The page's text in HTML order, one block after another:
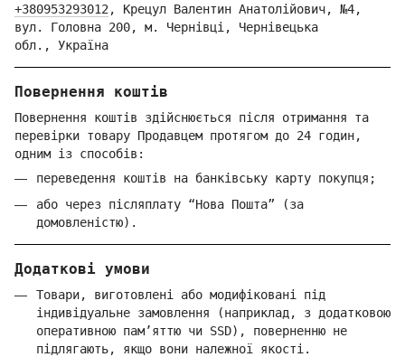
+380953293012, Крецул Валентин Анатолійович, №4,
вул. Головна 200, м. Чернівці, Чернівецька
обл., Україна
Повернення коштів
Повернення коштів здійснюється після отримання та
перевірки товару Продавцем протягом до 24 годин,
одним із способів:
переведення коштів на банківську карту покупця;
або через післяплату “Нова Пошта” (за
домовленістю).
Додаткові умови
Товари, виготовлені або модифіковані під
індивідуальне замовлення (наприклад, з додатковою
оперативною пам’яттю чи SSD), поверненню не
підлягають, якщо вони належної якості.